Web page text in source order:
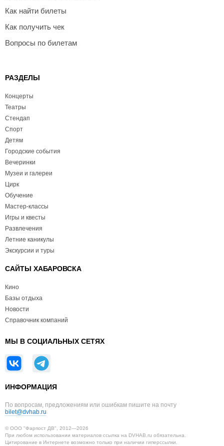
Как найти билеты
Как получить чек
Вопросы по билетам
РАЗДЕЛЫ
Концерты
Театры
Стендап
Спорт
Детям
Городские события
Вечеринки
Музеи и галереи
Цирк
Обучение
Мастер-классы
Игры и квесты
Развлечения
Летние каникулы
Экскурсии и туры
САЙТЫ ХАБАРОВСКА
Кино
Базы отдыха
Новости
Справочник компаний
МЫ В СОЦИАЛЬНЫХ СЕТЯХ
ИНФОРМАЦИЯ
По вопросам, предложениям или ошибкам пишите на почту
bilet@dvhab.ru
© ООО "Фарпост ДВ", 2012—2026
При любом использовании материалов ссылка на DVHAB.ru обязательна.
Цитирование в Интернете возможно только при наличии гиперссылки.